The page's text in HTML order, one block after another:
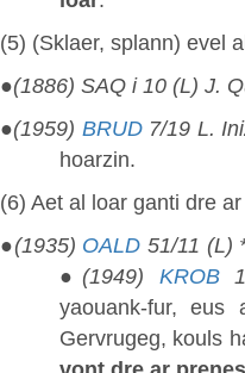
(5) (Sklaer, splann) evel
●(1886) SAQ i10 (L) J.
●(1959) BRUD7/19 L.
hoarzin.
(6) Aet al loar ganti dre
●(1935) OALD 51/11 (L)
● (1949) KROB
yaouank-fur,
Gervrugeg, kouls